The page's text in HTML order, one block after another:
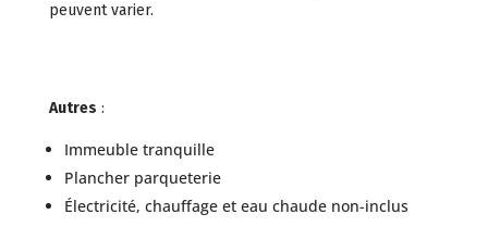
peuvent varier.
Autres :
Immeuble tranquille
Plancher parqueterie
Électricité, chauffage et eau chaude non-inclus